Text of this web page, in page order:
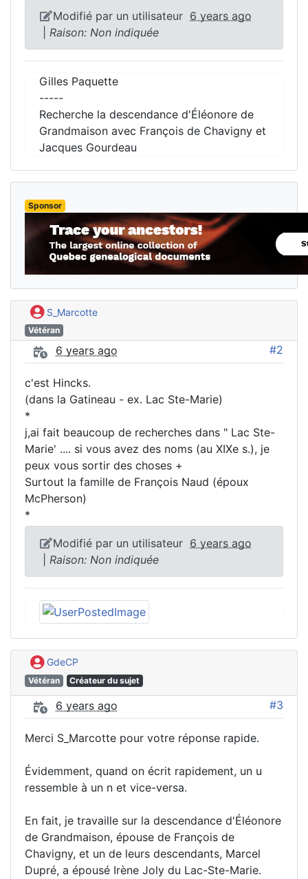
Modifié par un utilisateur 6 years ago
Raison: Non indiquée
Gilles Paquette
-----
Recherche la descendance d'Éléonore de
Grandmaison avec François de Chavigny et
Jacques Gourdeau
Sponsor
S_Marcotte
Vétéran
6 years ago #2
c'est Hincks.
(dans la Gatineau - ex. Lac Ste-Marie)
*
j,ai fait beaucoup de recherches dans " Lac Ste-
Marie' .... si vous avez des noms (au XIXe s.), je
peux vous sortir des choses +
Surtout la famille de François Naud (époux
McPherson)
*
Modifié par un utilisateur 6 years ago
Raison: Non indiquée
GdeCP
Vétéran Créateur du sujet
6 years ago #3
Merci S_Marcotte pour votre réponse rapide.
Évidemment, quand on écrit rapidement, un u
ressemble à un n et vice-versa.
En fait, je travaille sur la descendance d'Éléonore
de Grandmaison, épouse de François de
Chavigny, et un de leurs descendants, Marcel
Dupré, a épousé Irène Joly du Lac-Ste-Marie.